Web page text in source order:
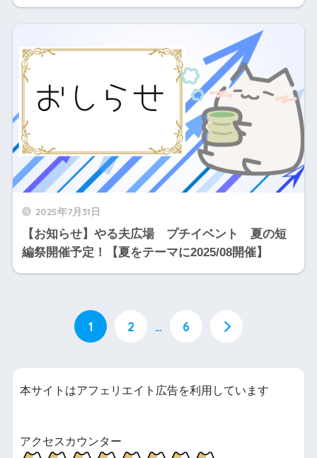
2025年7月31日
【お知らせ】やる夫広場 プチイベント 夏の短
編祭開催予定！【夏をテーマに2025/08開催】
1 2 … 6
本サイトはアフェリエイト広告を利用しています
アクセスカウンター